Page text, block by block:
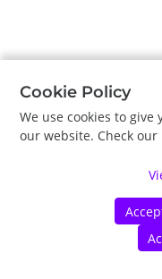
Cookie Policy
We use cookies to
our website. Check our